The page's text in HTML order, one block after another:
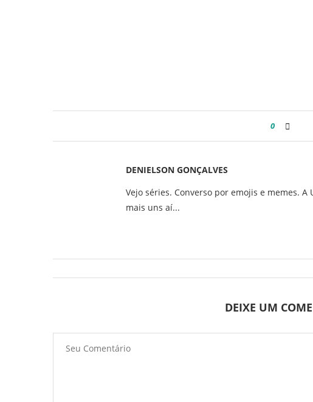
0
DENIELSON GONÇALVES
Vejo séries. Converso por emojis e memes.
mais uns aí...
DEIXE UM